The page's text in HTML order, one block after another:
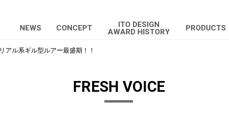
NEWS CONCEPT
ITO DESIGN
AWARD HISTORY
PRODUCTS
リアル系ギル型ルアー最盛期！！
FRESH VOICE